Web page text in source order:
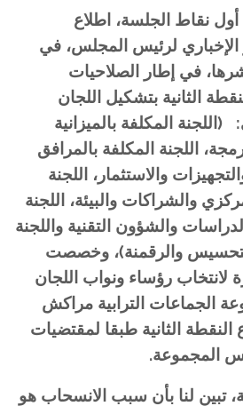
نقاط الجلسة، اطلاع
الإخباري لرئيس المجلس، في
في إطار الصلاحيات
الثانية بتشكيل اللجان
المكلفة بالميزانية
اللجنة المكلفة بالمرافق
والاستثمار، اللجنة
والشراكات والبيئة، اللجنة
والشؤون التقنية واللجنة
والرقمنة)، وخصصت
لانتخاب رؤساء ونواب اللجان
الجماعات الترابية مراكش
الثانية طبقا لمقتضيات
المجموعة.
لنا بأن سبب الانسحاب هو